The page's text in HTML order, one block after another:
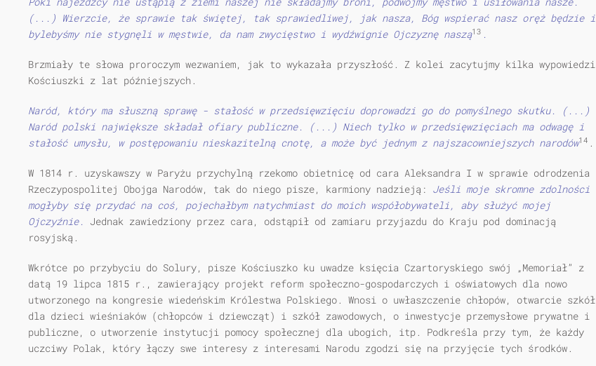
(...) Wierzcie, że sprawie tak świętej, tak sprawiedliwej, jak nasza, Bóg wspierać nasz oręż będzie i
bylebyśmy nie stygnęli w męstwie, da nam zwycięstwo i wydźwignie Ojczyznę naszą13 .
Brzmiały te słowa proroczym wezwaniem, jak to wykazała przyszłość. Z kolei zacytujmy kilka wypowiedzi
Kościuszki z lat późniejszych.
Naród, który ma słuszną sprawę - stałość w przedsięwzięciu doprowadzi go do pomyślnego skutku. (...)
Naród polski największe składał ofiary publiczne. (...) Niech tylko w przedsięwzięciach ma odwagę i
stałość umysłu, w postępowaniu nieskazitelną cnotę, a może być jednym z najszacowniejszych narodów14 .
W 1814 r. uzyskawszy w Paryżu przychylną rzekomo obietnicę od cara Aleksandra I w sprawie odrodzenia
Rzeczypospolitej Obojga Narodów, tak do niego pisze, karmiony nadzieją: Jeśli moje skromne zdolności
mogłyby się przydać na coś, pojechałbym natychmiast do moich współobywateli, aby służyć mojej
Ojczyźnie. Jednak zawiedziony przez cara, odstąpił od zamiaru przyjazdu do Kraju pod dominacją
rosyjską.
Wkrótce po przybyciu do Solury, pisze Kościuszko ku uwadze księcia Czartoryskiego swój „Memoriał” z
datą 19 lipca 1815 r., zawierający projekt reform społeczno-gospodarczych i oświatowych dla nowo
utworzonego na kongresie wiedeńskim Królestwa Polskiego. Wnosi o uwłaszczenie chłopów, otwarcie szkół
dla dzieci wieśniaków (chłopców i dziewcząt) i szkół zawodowych, o inwestycje przemysłowe prywatne i
publiczne, o utworzenie instytucji pomocy społecznej dla ubogich, itp. Podkreśla przy tym, że każdy
uczciwy Polak, który łączy swe interesy z interesami Narodu zgodzi się na przyjęcie tych środków.